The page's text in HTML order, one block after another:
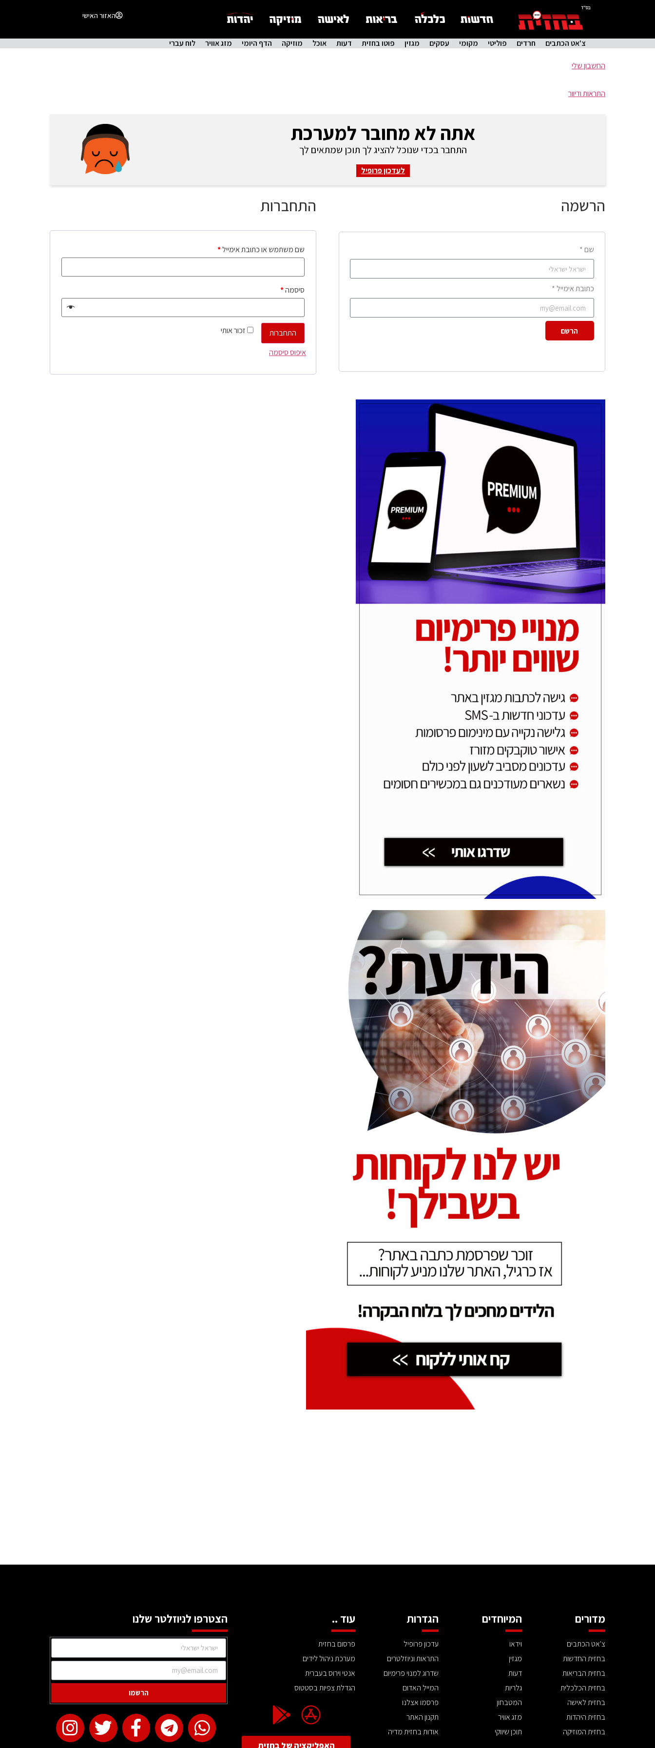
בס"ד
האזור האישי
צ'אט הכתבים חרדים פוליטי מקומי עסקים מגזין פוטו בחזית דעות אוכל מוזיקה הדף היומי מזג אוויר לוח עברי
החשבון שלי
התראות ודיוור
אתה לא מחובר למערכת
התחבר בכדי שנוכל להציג לך תוכן שמתאים לך
לעדכון פרופיל
התחברות
שם משתמש או כתובת אימייל*
סיסמה*
זכור אותי
התחברות
איפוס סיסמה
הרשמה
שם *
כתובת אימייל *
הרשם
מדורים
צ'אט הכתבים
בחזית החדשות
בחזית הבריאות
בחזית הכלכלית
בחזית לאישה
בחזית היהדות
בחזית המוזיקה
המיוחדים
וידאו
מגזין
דעות
גלריות
המטבחון
מזג אוויר
תוכן שיווקי
הגדרות
עדכון פרופיל
התראות וניוזלטרים
שדרוג למנוי פרימיום
המייל האדום
פרסמו אצלנו
תקנון האתר
אודות בחזית מדיה
עוד ..
פרסום בחזית
מערכת ניהול לידים
אנטי וירוס בעברית
הגדלת צפיות בסטטוס
האפליקציה של בחזית
הצטרפו לניוזלטר שלנו
הרשמו